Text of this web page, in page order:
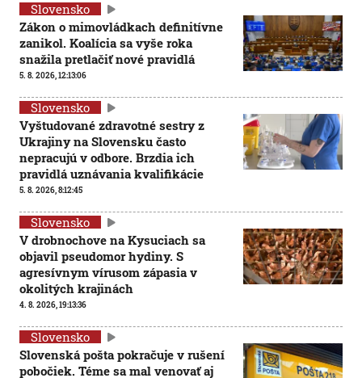
Slovensko
Zákon o mimovládkach definitívne
zanikol. Koalícia sa vyše roka
snažila pretlačiť nové pravidlá
5. 8. 2026, 12:13:06
Slovensko
Vyštudované zdravotné sestry z
Ukrajiny na Slovensku často
nepracujú v odbore. Brzdia ich
pravidlá uznávania kvalifikácie
5. 8. 2026, 8:12:45
Slovensko
V drobnochove na Kysuciach sa
objavil pseudomor hydiny. S
agresívnym vírusom zápasia v
okolitých krajinách
4. 8. 2026, 19:13:36
Slovensko
Slovenská pošta pokračuje v rušení
pobočiek. Téme sa mal venovať aj